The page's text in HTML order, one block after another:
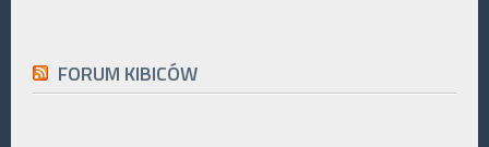
FORUM KIBICÓW